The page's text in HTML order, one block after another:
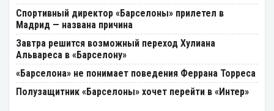
Спортивный директор «Барселоны» прилетел в
Мадрид — названа причина
Завтра решится возможный переход Хулиана
Альвареса в «Барселону»
«Барселона» не понимает поведения Феррана Торреса
Полузащитник «Барселоны» хочет перейти в «Интер»